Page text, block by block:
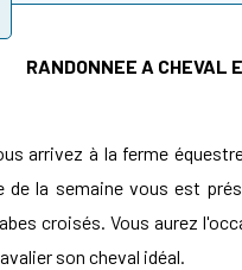
RANDONNEE A CHEVAL
arrivez à la ferme
de la semaine vous est
croisés. Vous aurez
son cheval idéal.